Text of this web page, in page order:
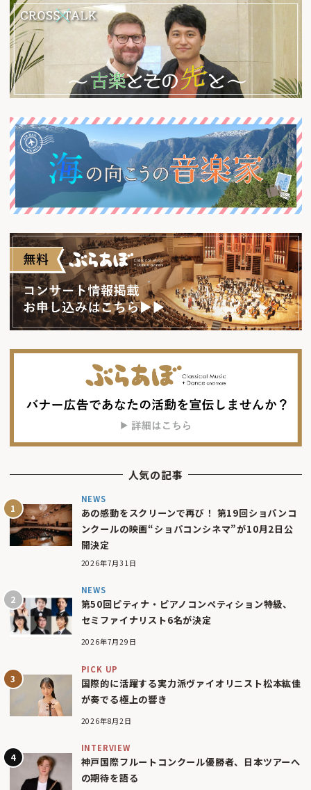
人気の記事
NEWS
あの感動をスクリーンで再び！ 第19回ショパンコ
ンクールの映画“ショパコンシネマ”が10月2日公
開決定
2026年7月31日
NEWS
第50回ピティナ・ピアノコンペティション特級、
セミファイナリスト6名が決定
2026年7月29日
PICK UP
国際的に活躍する実力派ヴァイオリニスト松本紘佳
が奏でる極上の響き
2026年8月2日
INTERVIEW
神戸国際フルートコンクール優勝者、日本ツアーへ
の期待を語る